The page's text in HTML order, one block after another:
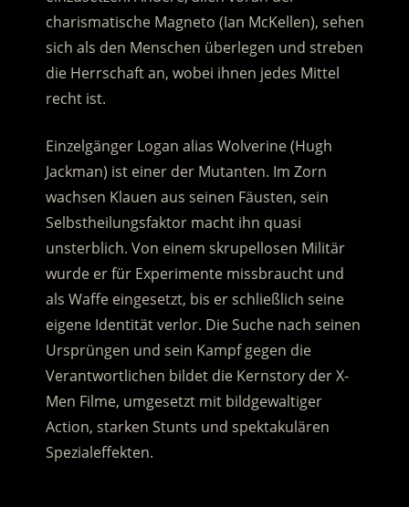
charismatische Magneto (Ian McKellen), sehen
sich als den Menschen überlegen und streben
die Herrschaft an, wobei ihnen jedes Mittel
recht ist.
Einzelgänger Logan alias Wolverine (Hugh
Jackman) ist einer der Mutanten. Im Zorn
wachsen Klauen aus seinen Fäusten, sein
Selbstheilungsfaktor macht ihn quasi
unsterblich. Von einem skrupellosen Militär
wurde er für Experimente missbraucht und
als Waffe eingesetzt, bis er schließlich seine
eigene Identität verlor. Die Suche nach seinen
Ursprüngen und sein Kampf gegen die
Verantwortlichen bildet die Kernstory der X-
Men Filme, umgesetzt mit bildgewaltiger
Action, starken Stunts und spektakulären
Spezialeffekten.